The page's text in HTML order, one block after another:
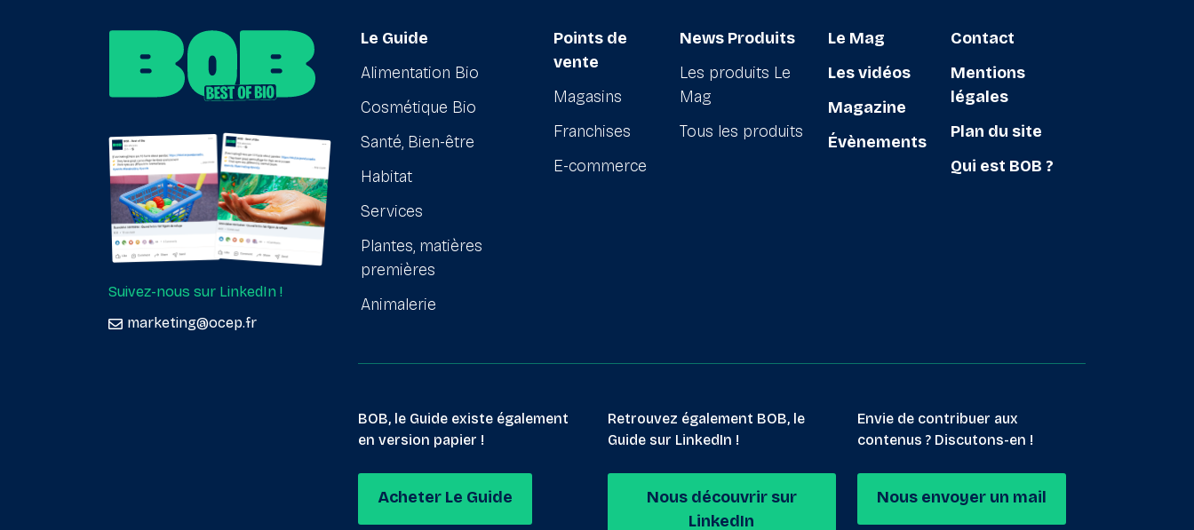
Suivez-nous sur LinkedIn !
marketing@ocep.fr
Le Guide
Alimentation Bio
Cosmétique Bio
Santé, Bien-être
Habitat
Services
Plantes, matières
premières
Animalerie
Points de
vente
Magasins
Franchises
E-commerce
News Produits
Les produits Le
Mag
Tous les produits
Le Mag
Les vidéos
Magazine
Évènements
Contact
Mentions
légales
Plan du site
Qui est BOB ?
BOB, le Guide existe également
en version papier !
Acheter Le Guide
Retrouvez également BOB, le
Guide sur LinkedIn !
Nous découvrir sur
LinkedIn
Envie de contribuer aux
contenus ? Discutons-en !
Nous envoyer un mail